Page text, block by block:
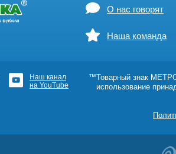
О нас говорят
Наша команда
Наш канал
на YouTube
™Товарный знак
использование